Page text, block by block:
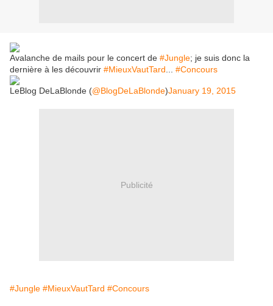
Avalanche de mails pour le concert de #Jungle; je suis donc la
dernière à les découvrir #MieuxVautTard #Concours
LeBlog DeLaBlonde (@BlogDeLaBlonde)January 19, 2015
Publicité
#Jungle #MieuxVautTard #Concours